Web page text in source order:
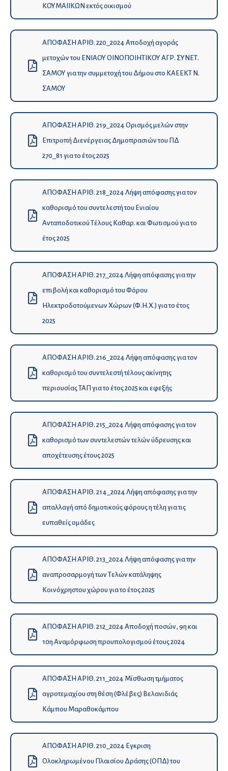
ΚΟΥΜΑΙΙΚΩΝ εκτός οικισμού
ΑΠΟΦΑΣΗ ΑΡΙΘ. 220_2024 Αποδοχή αγοράς
μετοχών του ΕΝΙΑΟΥ ΟΙΝΟΠΟΙΗΤΙΚΟΥ ΑΓΡ. ΣΥΝΕΤ.
ΣΑΜΟΥ για την συμμετοχή του Δήμου στο ΚΑΕΕΚΤ Ν.
ΣΑΜΟΥ
ΑΠΟΦΑΣΗ ΑΡΙΘ. 219_2024 Ορισμός μελών στην
Επιτροπή Διενέργειας Δημοπρασιών του ΠΔ
270_81 για το έτος 2025
ΑΠΟΦΑΣΗ ΑΡΙΘ. 218_2024 Λήψη απόφασης για τον
καθορισμό του συντελεστή του Ενιαίου
Ανταποδοτικού Τέλους Καθαρ. και Φωτισμού για το
έτος 2025
ΑΠΟΦΑΣΗ ΑΡΙΘ. 217_2024 Λήψη απόφασης για την
επιβολή και καθορισμό του Φόρου
Ηλεκτροδοτούμενων Χώρων (Φ.Η.Χ.) για το έτος
2025
ΑΠΟΦΑΣΗ ΑΡΙΘ. 216_2024 Λήψη απόφασης για τoν
καθορισμό του συντελεστή τέλους ακίνητης
περιουσίας ΤΑΠ για το έτος 2025 και εφεξής
ΑΠΟΦΑΣΗ ΑΡΙΘ. 215_2024 Λήψη απόφασης για τον
καθορισμό των συντελεστών τελών ύδρευσης και
αποχέτευσης έτους 2025
ΑΠΟΦΑΣΗ ΑΡΙΘ. 214_2024 Λήψη απόφασης για την
απαλλαγή από δημοτικούς φόρους η τέλη για τις
ευπαθείς ομάδες
ΑΠΟΦΑΣΗ ΑΡΙΘ. 213_2024 Λήψη απόφασης για την
αναπροσαρμογή των Τελών κατάληψης
Κοινόχρηστου χώρου για το έτος 2025
ΑΠΟΦΑΣΗ ΑΡΙΘ. 212_2024 Αποδοχή ποσών, 9η και
10η Αναμόρφωση προυπολογισμού έτους 2024
ΑΠΟΦΑΣΗ ΑΡΙΘ. 211_2024 Μίσθωση τμήματος
αγροτεμαχίου στη θέση (Φλέβες) Βελανιδιάς
Κάμπου Μαραθοκάμπου
ΑΠΟΦΑΣΗ ΑΡΙΘ. 210_2024 Εγκριση
Ολοκληρωμένου Πλαισίου Δράσης (ΟΠΔ) του